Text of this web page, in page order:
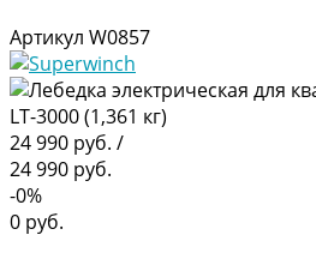
Артикул W0857
24 990 руб. /
24 990 руб.
-0%
0 руб.